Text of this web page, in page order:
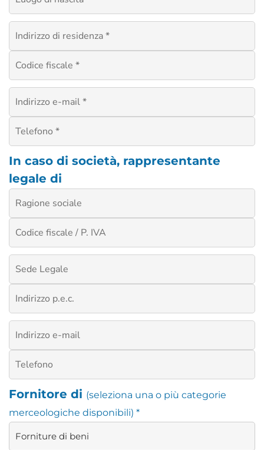
In caso di società, rappresentante
legale di
Fornitore di (seleziona una o più categorie
merceologiche disponibili) *
Forniture di beni